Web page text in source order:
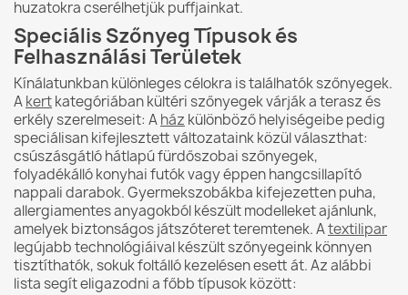
huzatokra cserélhetjük puffjainkat.
Speciális Szőnyeg Típusok és
Felhasználási Területek
Kínálatunkban különleges célokra is találhatók szőnyegek.
Akertkategóriában kültéri szőnyegek várják a terasz és
erkély szerelmeseit: Aház különböző helyiségeibe pedig
speciálisan kifejlesztett változataink közül választhat:
csúszásgátló hátlapú fürdőszobai szőnyegek,
folyadékálló konyhai futók vagy éppen hangcsillapító
nappali darabok. Gyermekszobákba kifejezetten puha,
allergiamentes anyagokból készült modelleket ajánlunk,
amelyek biztonságos játszóteret teremtenek. Atextilipar
legújabb technológiáival készült szőnyegeink könnyen
tisztíthatók, sokuk foltálló kezelésen esett át. Az alábbi
lista segít eligazodni a főbb típusok között: